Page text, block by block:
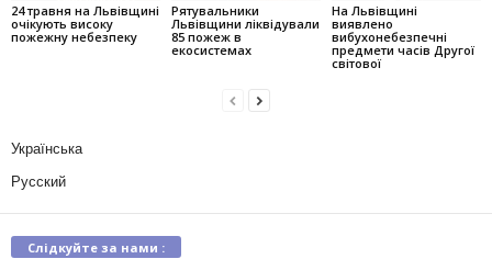
24 травня на Львівщині
очікують високу
пожежну небезпеку
Рятувальники
Львівщини ліквідували
85 пожеж в
екосистемах
На Львівщині
виявлено
вибухонебезпечні
предмети часів Другої
світової
Українська
Русский
Слідкуйте за нами :